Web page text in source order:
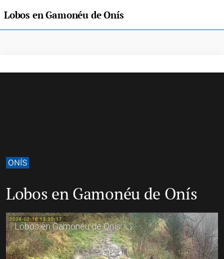
Lobos en Gamonéu de Onís
ONÍS
Lobos en Gamonéu de Onís
Lobos en Gamonéu de Onís